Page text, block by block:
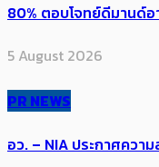
80% ตอบโจทย์ดีมานด์อ
5 August 2026
PR NEWS
อว. – NIA ประกาศควา